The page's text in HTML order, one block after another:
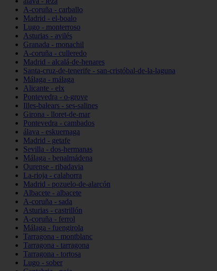
A-coruña - carballo
Madrid - el-boalo
Lugo - monterroso
Asturias - avilés
Granada - monachil
A-coruña - culleredo
Madrid - alcalá-de-henares
Santa-cruz-de-tenerife - san-cristóbal-de-la-laguna
Málaga - málaga
Alicante - elx
Pontevedra - o-grove
Illes-balears - ses-salines
Girona - lloret-de-mar
Pontevedra - cambados
álava - eskuernaga
Madrid - getafe
Sevilla - dos-hermanas
Málaga - benalmádena
Ourense - ribadavia
La-rioja - calahorra
Madrid - pozuelo-de-alarcón
Albacete - albacete
A-coruña - sada
Asturias - castrillón
A-coruña - ferrol
Málaga - fuengirola
Tarragona - montblanc
Tarragona - tarragona
Tarragona - tortosa
Lugo - sober